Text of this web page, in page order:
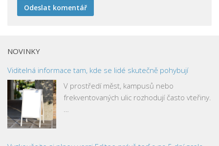
NOVINKY
Viditelná informace tam, kde se lidé skutečně pohybují
V prostředí měst, kampusů nebo
frekventovaných ulic rozhodují často vteřiny.